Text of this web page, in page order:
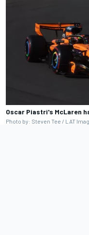
Oscar Piastri's McLaren
Photo by: Steven Tee / LAT